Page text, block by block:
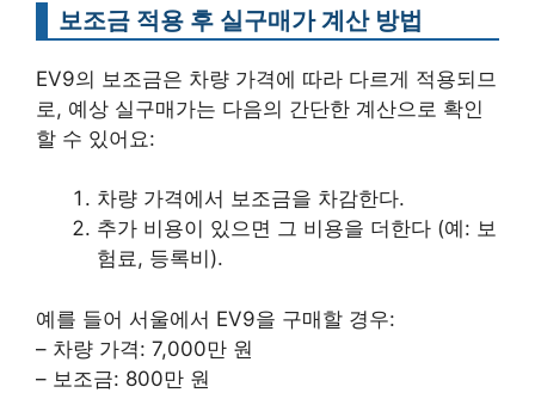
보조금 적용 후 실구매가 계산 방법
EV9의 보조금은 차량 가격에 따라 다르게 적용되므
로, 예상 실구매가는 다음의 간단한 계산으로 확인
할 수 있어요:
차량 가격에서 보조금을 차감한다.
추가 비용이 있으면 그 비용을 더한다 (예: 보
험료, 등록비).
예를 들어 서울에서 EV9을 구매할 경우:
– 차량 가격: 7,000만 원
– 보조금: 800만 원